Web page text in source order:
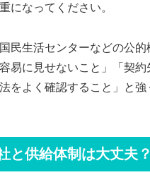
になってください。
民生活センターなどの公
易に見せないこと」「契約
をよく確認すること」と強
と供給体制は大丈夫？